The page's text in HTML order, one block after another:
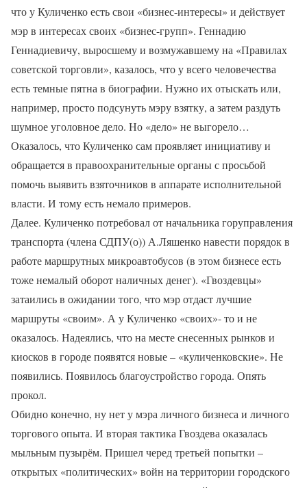
что у Куличенко есть свои «бизнес-интересы» и действует
мэр в интересах своих «бизнес-групп». Геннадию
Геннадиевичу, выросшему и возмужавшему на «Правилах
советской торговли», казалось, что у всего человечества
есть темные пятна в биографии. Нужно их отыскать или,
например, просто подсунуть мэру взятку, а затем раздуть
шумное уголовное дело. Но «дело» не выгорело…
Оказалось, что Куличенко сам проявляет инициативу и
обращается в правоохранительные органы с просьбой
помочь выявить взяточников в аппарате исполнительной
власти. И тому есть немало примеров.
Далее. Куличенко потребовал от начальника горуправления
транспорта (члена СДПУ(о)) А.Ляшенко навести порядок в
работе маршрутных микроавтобусов (в этом бизнесе есть
тоже немалый оборот наличных денег). «Гвоздевцы»
затаились в ожидании того, что мэр отдаст лучшие
маршруты «своим». А у Куличенко «своих»- то и не
оказалось. Надеялись, что на месте снесенных рынков и
киосков в городе появятся новые – «куличенковские». Не
появились. Появилось благоустройство города. Опять
прокол.
Обидно конечно, ну нет у мэра личного бизнеса и личного
торгового опыта. И вторая тактика Гвоздева оказалась
мыльным пузырём. Пришел черед третьей попытки –
открытых «политических» войн на территории городского